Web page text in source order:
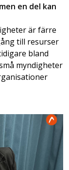
en del kan
är färre
till resurser
bland
myndigheter